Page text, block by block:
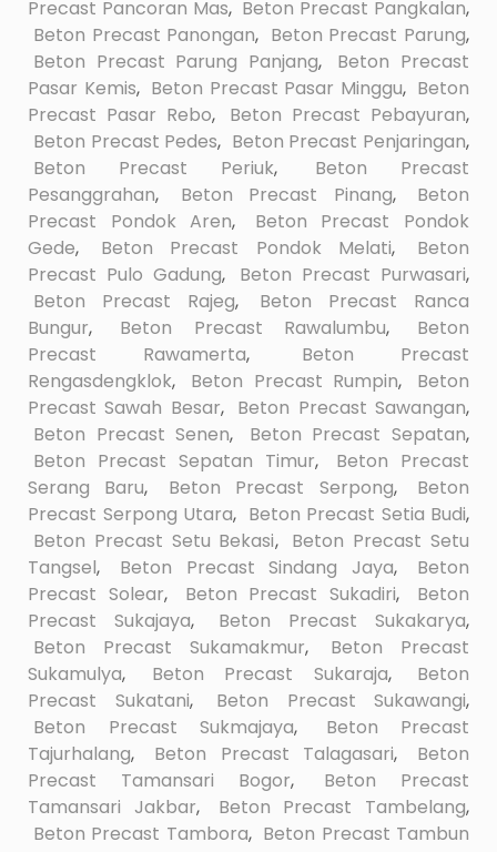
Precast Pancoran Mas, Beton Precast Pangkalan,
Beton Precast Panongan, Beton Precast Parung,
Beton Precast Parung Panjang,
Beton Precast
Pasar Kemis, Beton Precast Pasar Minggu, Beton
Precast Pasar Rebo, Beton Precast Pebayuran,
Beton Precast Pedes, Beton Precast Penjaringan,
Beton Precast Periuk,
Beton Precast
Pesanggrahan, Beton Precast Pinang,
Beton
Precast Pondok Aren,
Beton Precast Pondok
Gede, Beton Precast Pondok Melati,
Beton
Precast Pulo Gadung, Beton Precast Purwasari,
Beton Precast Rajeg,
Beton Precast Ranca
Bungur, Beton Precast Rawalumbu,
Beton
Precast Rawamerta,
Beton Precast
Rengasdengklok, Beton Precast Rumpin,
Beton
Precast Sawah Besar, Beton Precast Sawangan,
Beton Precast Senen, Beton Precast Sepatan,
Beton Precast Sepatan Timur,
Beton Precast
Serang Baru, Beton Precast Serpong,
Beton
Precast Serpong Utara, Beton Precast Setia Budi,
Beton Precast Setu Bekasi, Beton Precast Setu
Tangsel, Beton Precast Sindang Jaya,
Beton
Precast Solear, Beton Precast Sukadiri,
Beton
Precast Sukajaya, Beton Precast Sukakarya,
Beton Precast Sukamakmur,
Beton Precast
Sukamulya, Beton Precast Sukaraja,
Beton
Precast Sukatani, Beton Precast Sukawangi,
Beton Precast Sukmajaya,
Beton Precast
Tajurhalang, Beton Precast Talagasari,
Beton
Precast Tamansari Bogor,
Beton Precast
Tamansari Jakbar, Beton Precast Tambelang,
Beton Precast Tambora, Beton Precast Tambun